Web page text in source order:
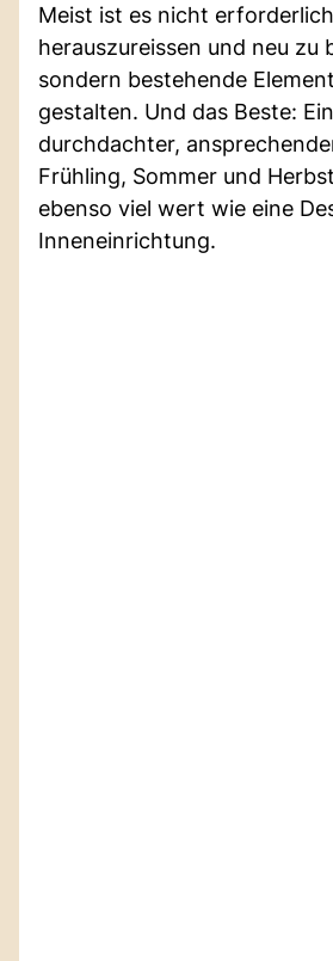
Meist ist es nicht
herauszureissen und neu zu
sondern bestehende
gestalten. Und das Beste:
durchdachter,
Frühling, Sommer und
ebenso viel wert wie eine
Inneneinrichtung.